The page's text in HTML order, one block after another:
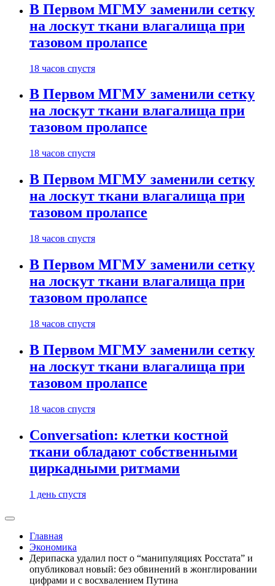
В Первом МГМУ заменили сетку
на лоскут ткани влагалища при
тазовом пролапсе
18 часов спустя
В Первом МГМУ заменили сетку
на лоскут ткани влагалища при
тазовом пролапсе
18 часов спустя
В Первом МГМУ заменили сетку
на лоскут ткани влагалища при
тазовом пролапсе
18 часов спустя
В Первом МГМУ заменили сетку
на лоскут ткани влагалища при
тазовом пролапсе
18 часов спустя
В Первом МГМУ заменили сетку
на лоскут ткани влагалища при
тазовом пролапсе
18 часов спустя
Conversation: клетки костной
ткани обладают собственными
циркадными ритмами
1 день спустя
Главная
Экономика
Дерипаска удалил пост о “манипуляциях Росстата” и
опубликовал новый: без обвинений в жонглировании
цифрами и с восхвалением Путина